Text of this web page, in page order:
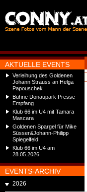
AKTUELLE EVENTS
Verleihung des Goldenen
Johann Strauss an Helga
Papouschek
Bühne Donaupark Presse-
Empfang
Klub 66 im U4 mit Tamara
Mascara
Goldenen Spargel für Mike
Süsser&Johann-Philipp
Spiegelfeld
Klub 66 im U4 am
28.05.2026
EVENTS-ARCHIV
2026